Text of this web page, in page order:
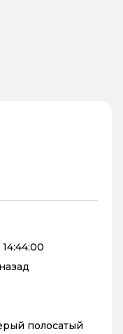
полосатый